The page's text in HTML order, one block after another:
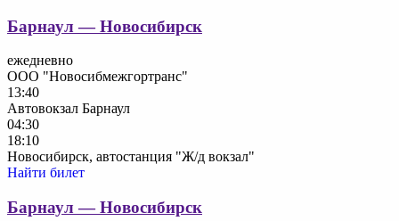
Барнаул — Новосибирск
ежедневно
ООО "Новосибмежгортранс"
13:40
Автовокзал Барнаул
04:30
18:10
Новосибирск, автостанция "Ж/д вокзал"
Найти билет
Барнаул — Новосибирск